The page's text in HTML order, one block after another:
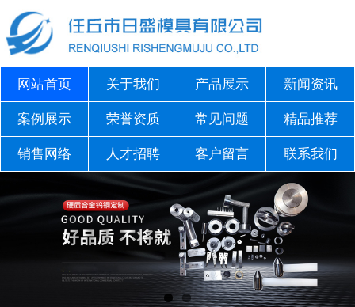
网站首页 关于我们 产品展示 新闻资讯
案例展示 荣誉资质 常见问题 精品推荐
销售网络 人才招聘 客户留言 联系我们